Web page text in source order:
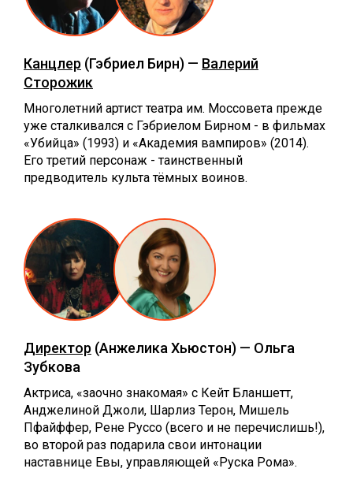
Канцлер (Гэбриел Бирн) — Валерий
Сторожик
Многолетний артист театра им. Моссовета прежде
уже сталкивался с Гэбриелом Бирном - в фильмах
«Убийца» (1993) и «Академия вампиров» (2014).
Его третий персонаж - таинственный
предводитель культа тёмных воинов.
Директор (Анжелика Хьюстон) — Ольга
Зубкова
Актриса, «заочно знакомая» с Кейт Бланшетт,
Анджелиной Джоли, Шарлиз Терон, Мишель
Пфайффер, Рене Руссо (всего и не перечислишь!),
во второй раз подарила свои интонации
наставнице Евы, управляющей «Руска Рома».